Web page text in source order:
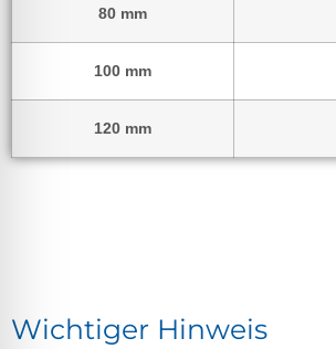
80 mm
100 mm
120 mm
Wichtiger Hinweis